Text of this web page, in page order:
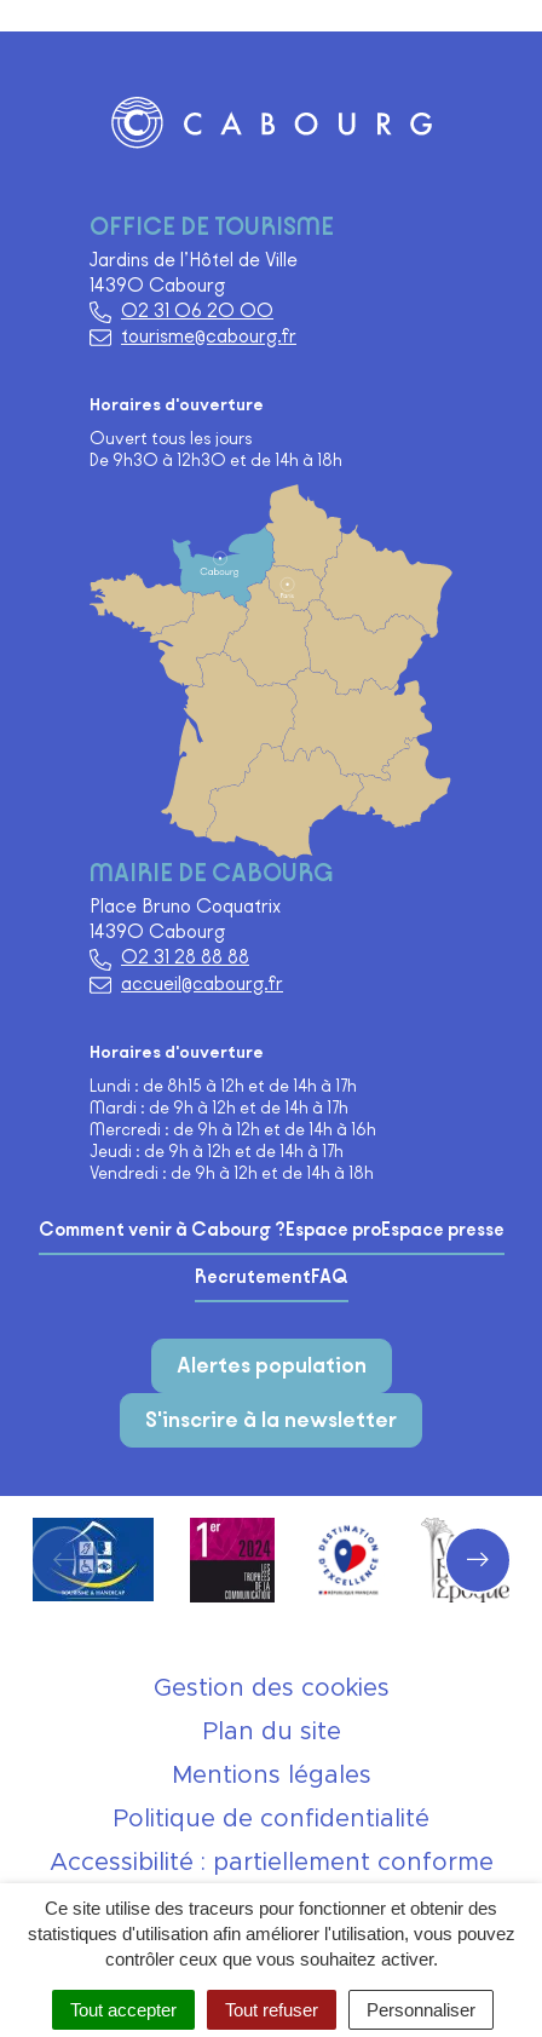
Ce site utilise des traceurs pour fonctionner et obtenir des
statistiques d'utilisation afin améliorer l'utilisation, vous pouvez
contrôler ceux que vous souhaitez activer.
Tout accepter Tout refuser Personnaliser
MENU RECHERCHE
Logo Site officiel de Cabourg
OFFICE DE TOURISME
Jardins de l’Hôtel de Ville
14390 Cabourg
02 31 06 20 00
tourisme@cabourg.fr
Horaires d'ouverture
Ouvert tous les jours
De 9h30 à 12h30 et de 14h à 18h
MAIRIE DE CABOURG
Place Bruno Coquatrix
14390 Cabourg
02 31 28 88 88
accueil@cabourg.fr
Horaires d'ouverture
Lundi : de 8h15 à 12h et de 14h à 17h
Mardi : de 9h à 12h et de 14h à 17h
Mercredi : de 9h à 12h et de 14h à 16h
Jeudi : de 9h à 12h et de 14h à 17h
Vendredi : de 9h à 12h et de 14h à 18h
Comment venir à Cabourg ?Espace proEspace presse
RecrutementFAQ
Alertes population
S'inscrire à la newsletter
Partenaires
Gestion des cookies
Plan du site
Mentions légales
Politique de confidentialité
Accessibilité : partiellement conforme
Charte de bonne conduite sur les
réseaux sociaux
Site réalisé parInovagora (ouverture dans